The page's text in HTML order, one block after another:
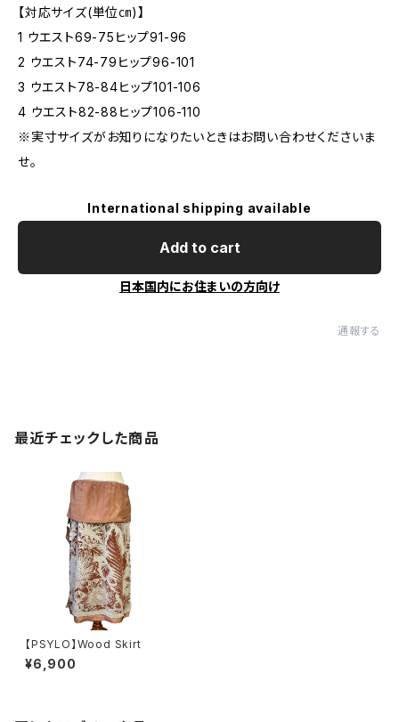
【対応サイズ(単位㎝)】
1 ウエスト69-75ヒップ91-96
2 ウエスト74-79ヒップ96-101
3 ウエスト78-84ヒップ101-106
4 ウエスト82-88ヒップ106-110
※実寸サイズがお知りになりたいときはお問い合わせくださいま
せ。
International shipping available
Add to cart
日本国内にお住まいの方向け
通報する
最近チェックした商品
【PSYLO】Wood Skirt
¥6,900